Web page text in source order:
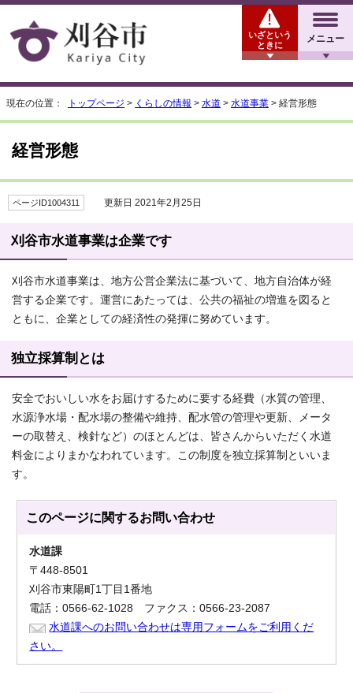
メニュー
いざという
ときに
現在の位置： トップページ > くらしの情報 > 水道 > 水道事業 > 経営形態
経営形態
ページID1004311 更新日 2021年2月25日
刈谷市水道事業は企業です
刈谷市水道事業は、地方公営企業法に基づいて、地方自治体が経
営する企業です。運営にあたっては、公共の福祉の増進を図ると
ともに、企業としての経済性の発揮に努めています。
独立採算制とは
安全でおいしい水をお届けするために要する経費（水質の管理、
水源浄水場・配水場の整備や維持、配水管の管理や更新、メータ
ーの取替え、検針など）のほとんどは、皆さんからいただく水道
料金によりまかなわれています。この制度を独立採算制といいま
す。
このページに関するお問い合わせ
水道課
〒448-8501
刈谷市東陽町1丁目1番地
電話：0566-62-1028 ファクス：0566-23-2087
水道課へのお問い合わせは専用フォームをご利用くだ
さい。